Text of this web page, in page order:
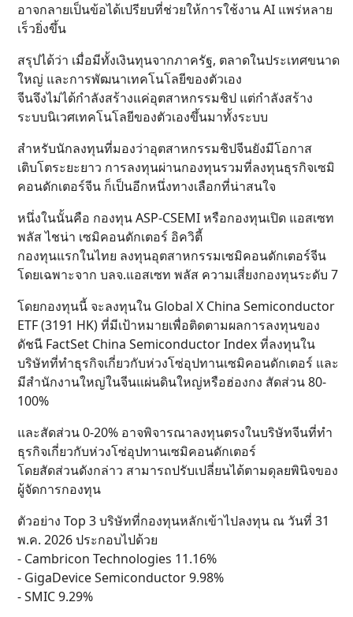
อาจกลายเป็นข้อได้เปรียบที่ช่วยให้การใช้งาน AI แพร่หลาย
เร็วยิ่งขึ้น
สรุปได้ว่า เมื่อมีทั้งเงินทุนจากภาครัฐ, ตลาดในประเทศขนาด
ใหญ่ และการพัฒนาเทคโนโลยีของตัวเอง
จีนจึงไม่ได้กำลังสร้างแค่อุตสาหกรรมชิป แต่กำลังสร้าง
ระบบนิเวศเทคโนโลยีของตัวเองขึ้นมาทั้งระบบ
สำหรับนักลงทุนที่มองว่าอุตสาหกรรมชิปจีนยังมีโอกาส
เติบโตระยะยาว การลงทุนผ่านกองทุนรวมที่ลงทุนธุรกิจเซมิ
คอนดักเตอร์จีน ก็เป็นอีกหนึ่งทางเลือกที่น่าสนใจ
หนึ่งในนั้นคือ กองทุน ASP-CSEMI หรือกองทุนเปิด แอสเซท
พลัส ไชน่า เซมิคอนดักเตอร์ อิควิตี้
กองทุนแรกในไทย ลงทุนอุตสาหกรรมเซมิคอนดักเตอร์จีน
โดยเฉพาะจาก บลจ.แอสเซท พลัส ความเสี่ยงกองทุนระดับ 7
โดยกองทุนนี้ จะลงทุนใน Global X China Semiconductor
ETF (3191 HK) ที่มีเป้าหมายเพื่อติดตามผลการลงทุนของ
ดัชนี FactSet China Semiconductor Index ที่ลงทุนใน
บริษัทที่ทำธุรกิจเกี่ยวกับห่วงโซ่อุปทานเซมิคอนดักเตอร์ และ
มีสำนักงานใหญ่ในจีนแผ่นดินใหญ่หรือฮ่องกง สัดส่วน 80-
100%
และสัดส่วน 0-20% อาจพิจารณาลงทุนตรงในบริษัทจีนที่ทำ
ธุรกิจเกี่ยวกับห่วงโซ่อุปทานเซมิคอนดักเตอร์
โดยสัดส่วนดังกล่าว สามารถปรับเปลี่ยนได้ตามดุลยพินิจของ
ผู้จัดการกองทุน
ตัวอย่าง Top 3 บริษัทที่กองทุนหลักเข้าไปลงทุน ณ วันที่ 31
พ.ค. 2026 ประกอบไปด้วย
- Cambricon Technologies 11.16%
- GigaDevice Semiconductor 9.98%
- SMIC 9.29%